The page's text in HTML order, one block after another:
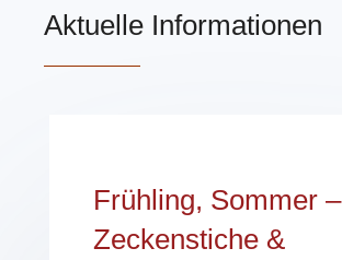
Aktuelle Informationen
Frühling, Sommer –
Zeckenstiche &